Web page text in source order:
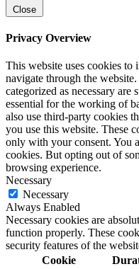
Close
Privacy Overview
This website uses cookies
navigate through the
categorized as necessary are
essential for the working of
also use third-party cookies
you use this website. These
only with your consent. You
cookies. But opting out of
browsing experience.
Necessary
Necessary
Always Enabled
Necessary cookies are
function properly. These
security features of the
Cookie